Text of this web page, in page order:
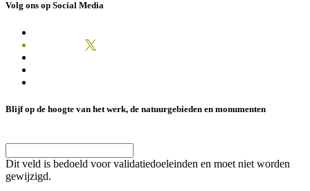
Volg ons op Social Media
Blijf op de hoogte van het werk, de natuurgebieden en monumenten
Dit veld is bedoeld voor validatiedoeleinden en moet niet worden
gewijzigd.